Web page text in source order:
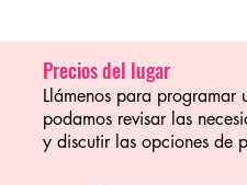
Precios del lugar
Llámenos para programar
podamos revisar las
y discutir las opciones de